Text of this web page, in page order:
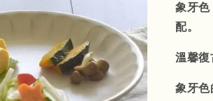
象牙
配。
溫馨復
象牙色